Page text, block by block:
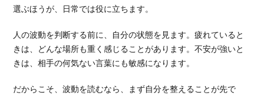
選ぶほうが、日常では役に立ちます。
人の波動を判断する前に、自分の状態を見ます。疲れていると
きは、どんな場所も重く感じることがあります。不安が強いと
きは、相手の何気ない言葉にも敏感になります。
だからこそ、波動を読むなら、まず自分を整えることが先で